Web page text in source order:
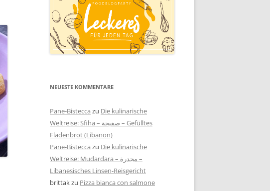
NEUESTE KOMMENTARE
Pane-Bistecca zu Die kulinarische
Weltreise: Sfiha – صفيحة – Gefülltes
Fladenbrot (Libanon)
Pane-Bistecca zu Die kulinarische
Weltreise: Mudardara – مجدرة –
Libanesisches Linsen-Reisgericht
brittakzu Pizza bianca con salmone